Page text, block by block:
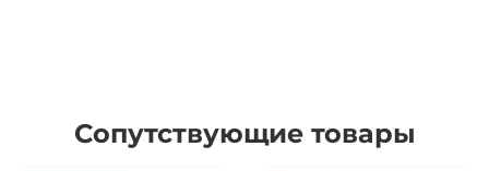
Сопутствующие товары